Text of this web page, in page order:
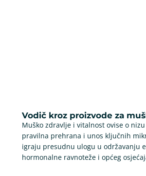
Vodič kroz proizvode za
Muško zdravlje i vitalnost ovise o
pravilna prehrana i unos ključnih
igraju presudnu ulogu u održavanju
hormonalne ravnoteže i općeg